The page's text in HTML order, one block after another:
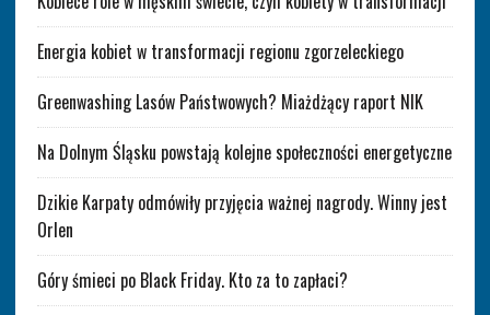
Energia kobiet w transformacji regionu zgorzeleckiego
Greenwashing Lasów Państwowych? Miażdżący raport NIK
Na Dolnym Śląsku powstają kolejne społeczności energetyczne
Dzikie Karpaty odmówiły przyjęcia ważnej nagrody. Winny jest
Orlen
Góry śmieci po Black Friday. Kto za to zapłaci?